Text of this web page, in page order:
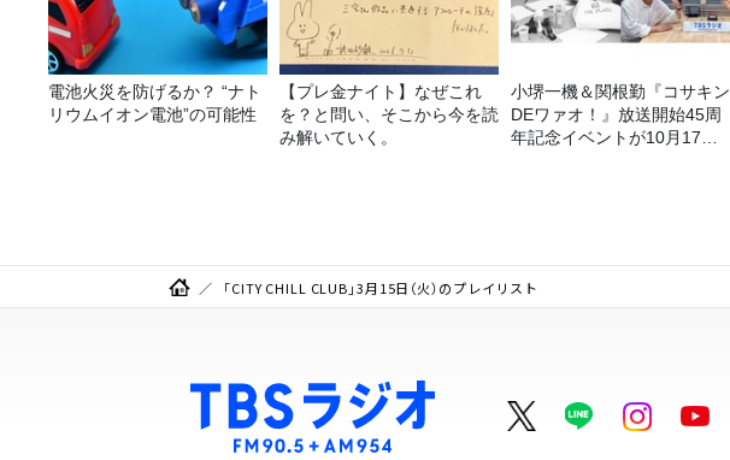
電池火災を防げるか？ “ナト
リウムイオン電池”の可能性
【プレ金ナイト】なぜこれ
を？と問い、そこから今を読
み解いていく。
小堺一機＆関根勤『コサキン
DEワァオ！』放送開始45周
年記念イベントが10月17日
「CITY CHILL CLUB」3月15日（火）のプレイリスト